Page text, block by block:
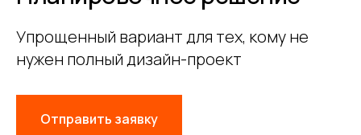
Упрощенный вариант для тех, кому не
нужен полный дизайн-проект
Отправить заявку